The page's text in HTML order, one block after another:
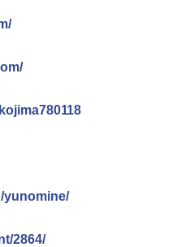
yunomine/
2864/